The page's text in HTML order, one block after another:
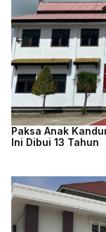
Paksa Anak
Ini Dibui 13 Tahun